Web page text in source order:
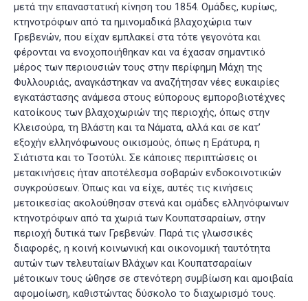
μετά την επαναστατική κίνηση του 1854. Ομάδες, κυρίως,
κτηνοτρόφων από τα ημινομαδικά βλαχοχώρια των
Γρεβενών, που είχαν εμπλακεί στα τότε γεγονότα και
φέρονται να ενοχοποιήθηκαν και να έχασαν σημαντικό
μέρος των περιουσιών τους στην περίφημη Μάχη της
Φυλλουριάς, αναγκάστηκαν να αναζήτησαν νέες ευκαιρίες
εγκατάστασης ανάμεσα στους εύπορους εμποροβιοτέχνες
κατοίκους των βλαχοχωριών της περιοχής, όπως στην
Κλεισούρα, τη Βλάστη και τα Νάματα, αλλά και σε κατ’
εξοχήν ελληνόφωνους οικισμούς, όπως η Εράτυρα, η
Σιάτιστα και το Τσοτύλι. Σε κάποιες περιπτώσεις οι
μετακινήσεις ήταν αποτέλεσμα σοβαρών ενδοκοινοτικών
συγκρούσεων. Όπως και να είχε, αυτές τις κινήσεις
μετοικεσίας ακολούθησαν στενά και ομάδες ελληνόφωνων
κτηνοτρόφων από τα χωριά των Κουπατσαραίων, στην
περιοχή δυτικά των Γρεβενών. Παρά τις γλωσσικές
διαφορές, η κοινή κοινωνική και οικονομική ταυτότητα
αυτών των τελευταίων Βλάχων και Κουπατσαραίων
μέτοικων τους ώθησε σε στενότερη συμβίωση και αμοιβαία
αφομοίωση, καθιστώντας δύσκολο το διαχωρισμό τους.